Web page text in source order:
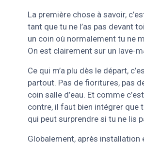
La première chose à savoir,
tant que tu ne l’as pas devant
un coin où normalement tu ne
On est clairement sur un lave-
Ce qui m’a plu dès le départ,
partout. Pas de fioritures, pas
coin salle d’eau. Et comme
contre, il faut bien intégrer que
qui peut surprendre si tu ne lis
Globalement, après